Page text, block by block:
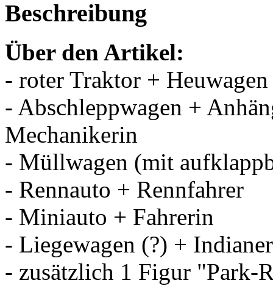
Beschreibung
Über den Artikel:
- roter Traktor +
- Abschleppwagen +
Mechanikerin
- Müllwagen (mit
- Rennauto + Rennfahrer
- Miniauto + Fahrerin
- Liegewagen (?) +
- zusätzlich 1 Figur "Park-